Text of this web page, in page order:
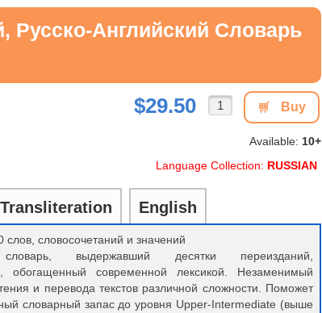
Русско-Английский Словарь
Buy
$29.50
Available: 10+
Language Collection: RUSSIAN
Transliteration English
слов, словосочетаний и значений
выдержавший десятки переизданий,
обогащенный современной лексикой. Незаменимый
и перевода текстов различной сложности. Поможет
словарный запас до уровня Upper-Intermediate (выше